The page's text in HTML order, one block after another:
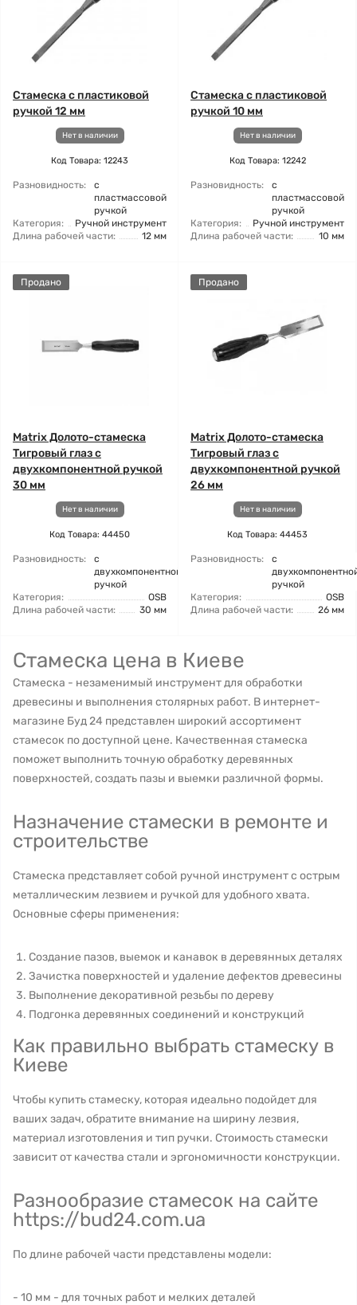
Стамеска с пластиковой
ручкой 12 мм
Нет в наличии
Код Товара: 12243
Разновидность:
с
пластмассовой
ручкой
Категория:
Ручной инструмент
Длина рабочей части:
12 мм
Стамеска с пластиковой
ручкой 10 мм
Нет в наличии
Код Товара: 12242
Разновидность:
с
пластмассовой
ручкой
Категория:
Ручной инструмент
Длина рабочей части:
10 мм
Продано
Matrix Долото-стамеска
Тигровый глаз с
двухкомпонентной ручкой
30 мм
Нет в наличии
Код Товара: 44450
Разновидность:
с
двухкомпонентной
ручкой
Категория:
OSB
Длина рабочей части:
30 мм
Продано
Matrix Долото-стамеска
Тигровый глаз с
двухкомпонентной ручкой
26 мм
Нет в наличии
Код Товара: 44453
Разновидность:
с
ручкой
Категория:
OSB
Длина рабочей части:
26 мм
Стамеска цена в Киеве
Стамеска - незаменимый инструмент для обработки
древесины и выполнения столярных работ. В интернет-
магазине Буд 24 представлен широкий ассортимент
стамесок по доступной цене. Качественная стамеска
поможет выполнить точную обработку деревянных
поверхностей, создать пазы и выемки различной формы.
Назначение стамески в ремонте и
строительстве
Стамеска представляет собой ручной инструмент с острым
металлическим лезвием и ручкой для удобного хвата.
Основные сферы применения:
Создание пазов, выемок и канавок в деревянных деталях
Зачистка поверхностей и удаление дефектов древесины
Выполнение декоративной резьбы по дереву
Подгонка деревянных соединений и конструкций
Как правильно выбрать стамеску в
Киеве
Чтобы купить стамеску, которая идеально подойдет для
ваших задач, обратите внимание на ширину лезвия,
материал изготовления и тип ручки. Стоимость стамески
зависит от качества стали и эргономичности конструкции.
Разнообразие стамесок на сайте
https://bud24.com.ua
По длине рабочей части представлены модели:
- 10 мм - для точных работ и мелких деталей